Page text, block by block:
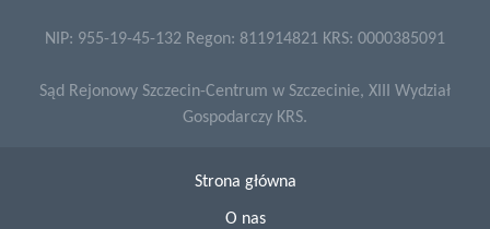
NIP: 955-19-45-132 Regon: 811914821 KRS: 0000385091
Sąd Rejonowy Szczecin-Centrum w Szczecinie, XIII Wydział
Gospodarczy KRS.
Strona główna
O nas